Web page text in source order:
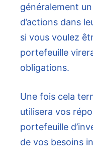
généralement
d’actions dans
si vous voulez
portefeuille
obligations.
Une fois cela
utilisera vos
portefeuille
de vos besoins